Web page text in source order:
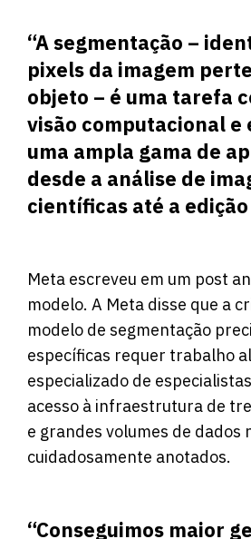
“A segmentação –
pixels da imagem
objeto – é uma tarefa
visão computacional e
uma ampla gama de
desde a análise de
científicas até a
Meta escreveu em um post
modelo. A Meta disse que a
modelo de segmentação
específicas requer trabalho
especializado de
acesso à infraestrutura de
e grandes volumes de dados
cuidadosamente anotados.
“Conseguimos maior